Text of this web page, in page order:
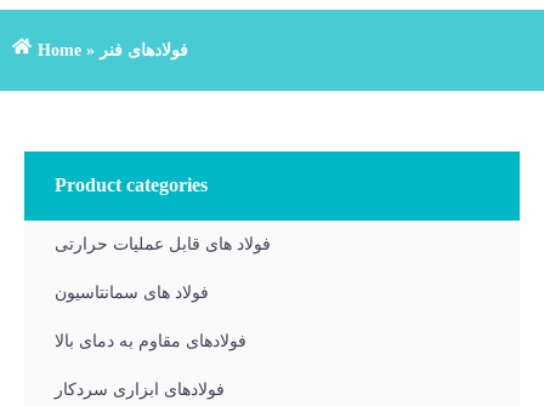
Home » فولادهای فنر
Product categories
فولاد های قابل عملیات حرارتی
فولاد های سمانتاسیون
فولادهای مقاوم به دمای بالا
فولادهای ابزاری سردکار